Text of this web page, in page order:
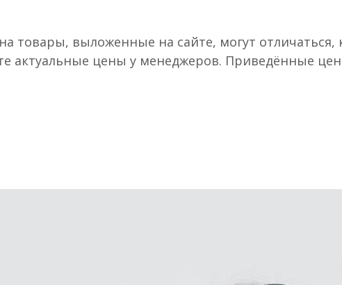
товары, выложенные на сайте, могут
актуальные цены у менеджеров. Приведённые